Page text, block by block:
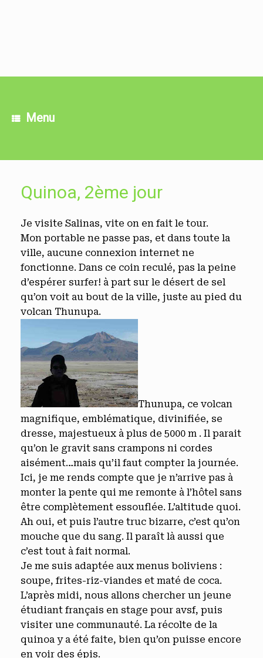
Menu
Quinoa, 2ème jour
Je visite Salinas, vite on en fait le tour.
Mon portable ne passe pas, et dans toute la
ville, aucune connexion internet ne
fonctionne. Dans ce coin reculé, pas la peine
d’espérer surfer! à part sur le désert de sel
qu’on voit au bout de la ville, juste au pied du
volcan Thunupa.
Thunupa, ce volcan
magnifique, emblématique, divinifiée, se
dresse, majestueux à plus de 5000 m . Il parait
qu’on le gravit sans crampons ni cordes
aisément…mais qu’il faut compter la journée.
Ici, je me rends compte que je n’arrive pas à
monter la pente qui me remonte à l’hôtel sans
être complètement essouflée. L’altitude quoi.
Ah oui, et puis l’autre truc bizarre, c’est qu’on
mouche que du sang. Il paraît là aussi que
c’est tout à fait normal.
Je me suis adaptée aux menus boliviens :
soupe, frites-riz-viandes et maté de coca.
L’après midi, nous allons chercher un jeune
étudiant français en stage pour avsf, puis
visiter une communauté. La récolte de la
quinoa y a été faite, bien qu’on puisse encore
en voir des épis.